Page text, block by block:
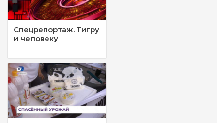
Спецрепортаж. Тигру
и человеку